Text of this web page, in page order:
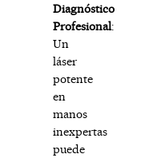
Diagnóstico
Profesional:
Un
láser
potente
en
manos
inexpertas
puede